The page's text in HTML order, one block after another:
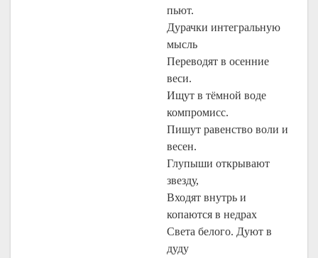
пьют.
Дурачки интегральную
мысль
Переводят в осенние
веси.
Ищут в тёмной воде
компромисс.
Пишут равенство воли и
весен.
Глупыши открывают
звезду,
Входят внутрь и
копаются в недрах
Света белого. Дуют в
дуду